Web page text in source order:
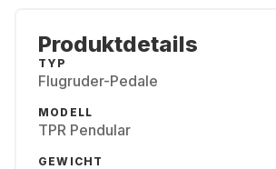
Produktdetails
TYP
Flugruder-Pedale
MODELL
TPR Pendular
GEWICHT